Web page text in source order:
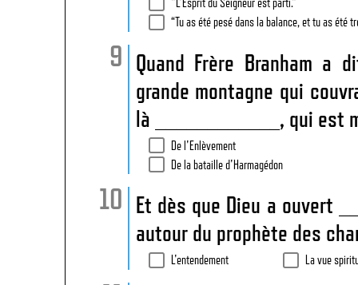
“Tu as été pesé dans la balance, et tu as été
Quand Frère Branham
grande montagne qui
là ____________, qui est
De l'Enlèvement
De la bataille d'Harmagédon
Et dès que Dieu a ouvert
autour du prophète des
L'entendement La vue